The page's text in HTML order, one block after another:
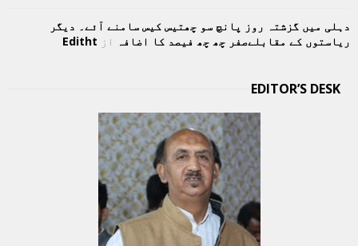
دہلی میں گزشتہ روز پانچ سو چھتیس کیس سامنے آئے۔ دیگر
ریاستوں کے مقابلےصفر چھ چھ فیصد کا اضافہ از Editht
EDITOR’S DESK